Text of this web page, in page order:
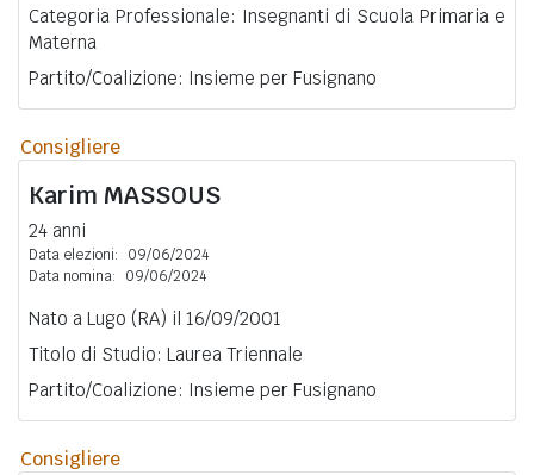
Categoria Professionale: Insegnanti di Scuola Primaria e
Materna
Partito/Coalizione: Insieme per Fusignano
Consigliere
Karim MASSOUS
24 anni
Data elezioni:
09/06/2024
Data nomina:
09/06/2024
Nato a Lugo (RA) il 16/09/2001
Titolo di Studio: Laurea Triennale
Partito/Coalizione: Insieme per Fusignano
Consigliere